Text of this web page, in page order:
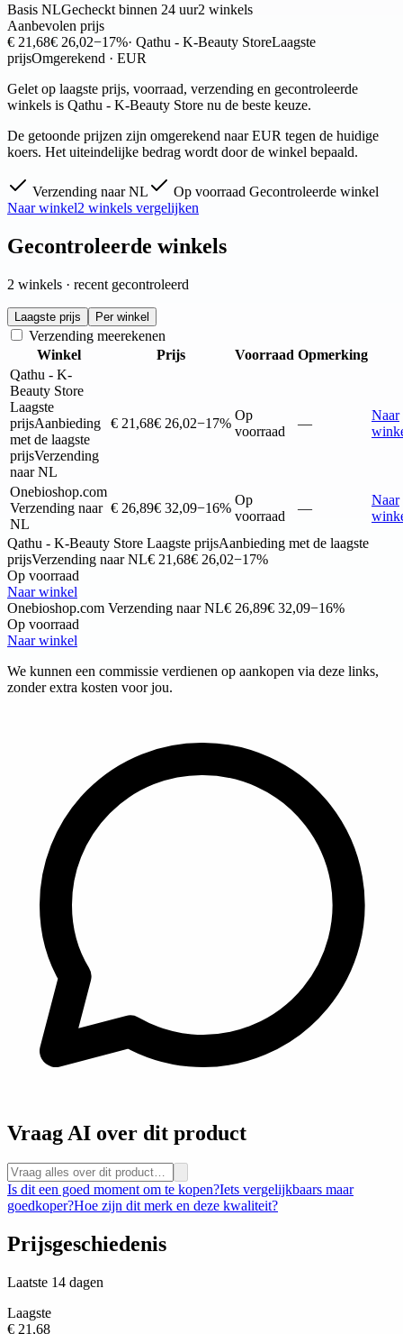
Basis NLGecheckt binnen 24 uur2 winkels
Aanbevolen prijs
€ 21,68€ 26,02−17%· Qathu - K-Beauty StoreLaagste
prijsOmgerekend · EUR
Gelet op laagste prijs, voorraad, verzending en gecontroleerde
winkels is Qathu - K-Beauty Store nu de beste keuze.
De getoonde prijzen zijn omgerekend naar EUR tegen de huidige
koers. Het uiteindelijke bedrag wordt door de winkel bepaald.
Verzending naar NL Op voorraad Gecontroleerde winkel
Naar winkel2 winkels vergelijken
Gecontroleerde winkels
2 winkels · recent gecontroleerd
Laagste prijs Per winkel
Verzending meerekenen
Winkel
Prijs Voorraad Opmerking
Qathu - K-
Beauty Store
Laagste
prijsAanbieding
met de laagste
prijsVerzending
naar NL
€ 21,68€ 26,02−17%
Op
voorraad
—
Naar
Onebioshop.com
Verzending naar
NL
€ 26,89€ 32,09−16%
Op
voorraad
—
Naar
Qathu - K-Beauty Store Laagste prijsAanbieding met de laagste
prijsVerzending naar NL€ 21,68€ 26,02−17%
Op voorraad
Naar winkel
Onebioshop.com Verzending naar NL€ 26,89€ 32,09−16%
Op voorraad
Naar winkel
We kunnen een commissie verdienen op aankopen via deze links,
zonder extra kosten voor jou.
Vraag AI over dit product
Is dit een goed moment om te kopen?Iets vergelijkbaars maar
goedkoper?Hoe zijn dit merk en deze kwaliteit?
Prijsgeschiedenis
Laatste 14 dagen
Laagste
€ 21,68